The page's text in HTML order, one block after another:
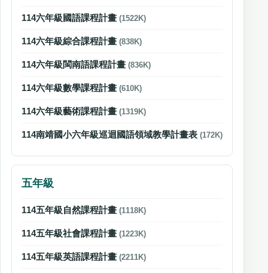
114六年級國語課程計畫 (1522K)
114六年級綜合課程計畫 (838K)
114六年級閩南語課程計畫 (836K)
114六年級數學課程計畫 (610K)
114六年級藝術課程計畫 (1319K)
114南靖國小六年級巡迴國語領域教學計畫表 (172K)
五年級
114五年級自然課程計畫 (1118K)
114五年級社會課程計畫 (1223K)
114五年級英語課程計畫 (2211K)